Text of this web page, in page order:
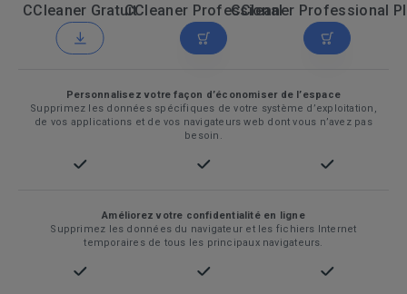
CCleaner GratuitCCleaner ProfessionalCCleaner Professional
Personnalisez votre façon d’économiser de l’espace
Supprimez les données spécifiques de votre système d’exploitation,
de vos applications et de vos navigateurs web dont vous n’avez pas
besoin.
Améliorez votre confidentialité en ligne
Supprimez les données du navigateur et les fichiers Internet
temporaires de tous les principaux navigateurs.